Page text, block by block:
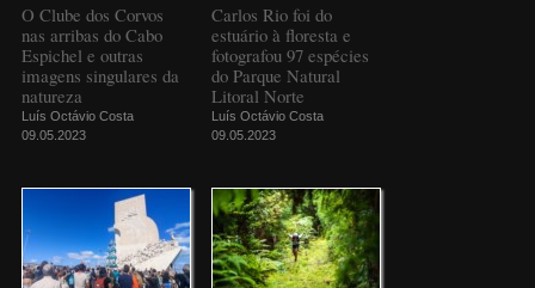
O Clube dos Corvos
nas arribas do Cabo
Espichel e outras
imagens singulares da
natureza
Luís Octávio Costa
09.05.2023
Carlos Rio foi do
estuário à floresta e
fotografou 97 espécies
do Parque Natural
Litoral Norte
Luís Octávio Costa
09.05.2023